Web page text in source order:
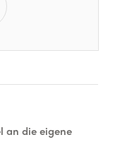
an die eigene